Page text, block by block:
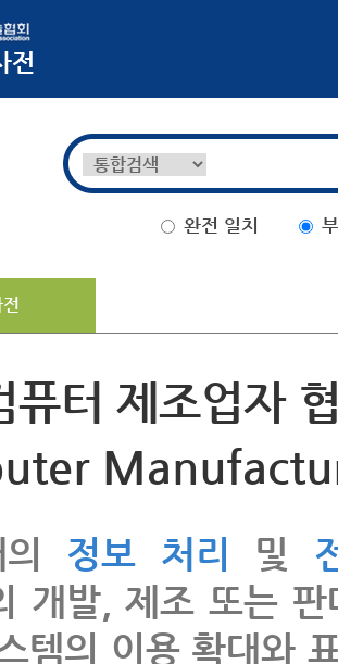
완전 일치
퓨터 제조업자
정보 처리 및
개발, 제조 또는
템의 이용 확대와